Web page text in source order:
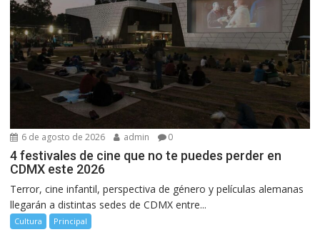
6 de agosto de 2026 admin 0
4 festivales de cine que no te puedes perder en
CDMX este 2026
Terror, cine infantil, perspectiva de género y películas alemanas
llegarán a distintas sedes de CDMX entre...
Cultura Principal